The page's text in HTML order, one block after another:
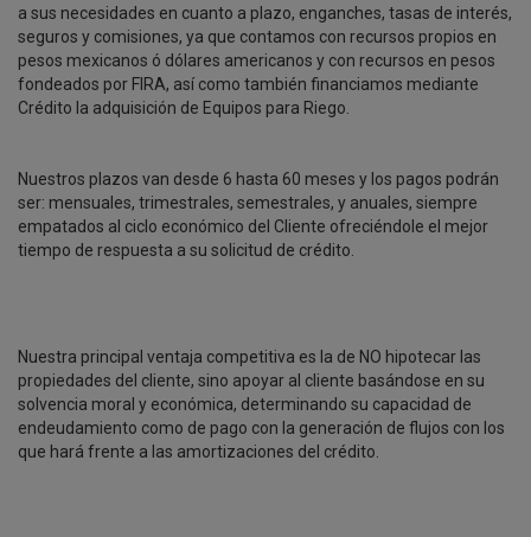
a sus necesidades en cuanto a plazo, enganches, tasas de interés,
seguros y comisiones, ya que contamos con recursos propios en
pesos mexicanos ó dólares americanos y con recursos en pesos
fondeados por FIRA, así como también financiamos mediante
Crédito la adquisición de Equipos para Riego.
Nuestros plazos van desde 6 hasta 60 meses y los pagos podrán
ser: mensuales, trimestrales, semestrales, y anuales, siempre
empatados al ciclo económico del Cliente ofreciéndole el mejor
tiempo de respuesta a su solicitud de crédito.
Nuestra principal ventaja competitiva es la de NO hipotecar las
propiedades del cliente, sino apoyar al cliente basándose en su
solvencia moral y económica, determinando su capacidad de
endeudamiento como de pago con la generación de flujos con los
que hará frente a las amortizaciones del crédito.